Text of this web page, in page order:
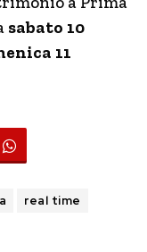
sabato 10
11
real time